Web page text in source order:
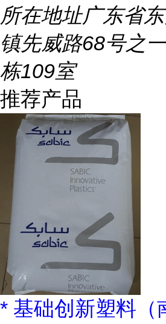
所在地址广东省
镇先威路68号之
栋109室
推荐产品
* 基础创新塑料（